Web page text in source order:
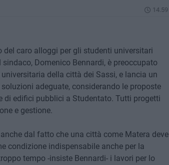
14.59
del caro alloggi per gli studenti universitari
Domenico Bennardi, è preoccupato
della città dei Sassi, e lancia un
adeguate, considerando le proposte
di edifici pubblici a Studentato. Tutti progetti
e gestione.
dal fatto che una città come Matera deve
condizione indispensabile anche per la
tempo -insiste Bennardi- i lavori per lo